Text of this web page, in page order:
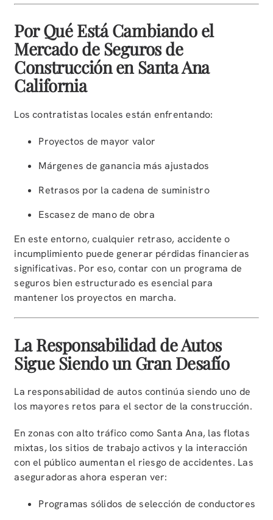
Por Qué Está Cambiando el
Mercado de Seguros de
Construcción en Santa Ana
California
Los contratistas locales están enfrentando:
Proyectos de mayor valor
Márgenes de ganancia más ajustados
Retrasos por la cadena de suministro
Escasez de mano de obra
En este entorno, cualquier retraso, accidente o
incumplimiento puede generar pérdidas financieras
significativas. Por eso, contar con un programa de
seguros bien estructurado es esencial para
mantener los proyectos en marcha.
La Responsabilidad de Autos
Sigue Siendo un Gran Desafío
La responsabilidad de autos continúa siendo uno de
los mayores retos para el sector de la construcción.
En zonas con alto tráfico como Santa Ana, las flotas
mixtas, los sitios de trabajo activos y la interacción
con el público aumentan el riesgo de accidentes. Las
aseguradoras ahora esperan ver:
Programas sólidos de selección de conductores